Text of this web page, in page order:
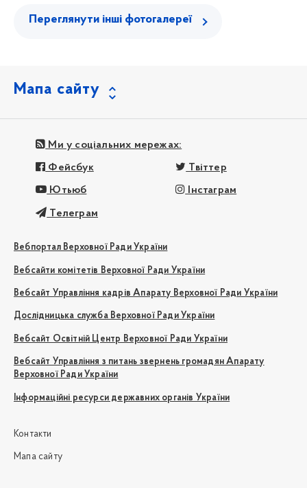
Переглянути інші фотогалереї
Мапа сайту
Ми у соціальних мережах:
Фейсбук Твіттер
Ютьюб Інстаграм
Телеграм
Вебпортал Верховної Ради України
Вебсайти комітетів Верховної Ради України
Вебсайт Управління кадрів Апарату Верховної Ради України
Дослідницька служба Верховної Ради України
Вебсайт Освітній Центр Верховної Ради України
Вебсайт Управління з питань звернень громадян Апарату
Верховної Ради України
Інформаційні ресурси державних органів України
Контакти
Мапа сайту